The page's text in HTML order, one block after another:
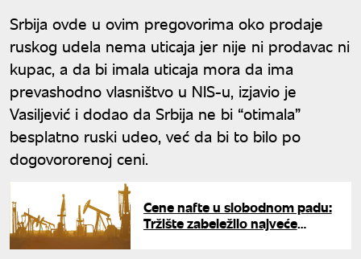
Srbija ovde u ovim pregovorima oko prodaje
ruskog udela nema uticaja jer nije ni prodavac ni
kupac, a da bi imala uticaja mora da ima
prevashodno vlasništvo u NIS-u, izjavio je
Vasiljević i dodao da Srbija ne bi “otimala”
besplatno ruski udeo, već da bi to bilo po
dogovororenoj ceni.
Cene nafte u slobodnom padu:
Tržište zabeležilo najveće